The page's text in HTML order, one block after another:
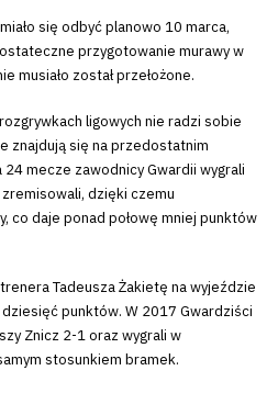
się odbyć planowo 10 marca,
przygotowanie murawy w
musiało został przełożone.
ligowych nie radzi sobie
znajdują się na przedostatnim
mecze zawodnicy Gwardii wygrali
dzięki czemu
co daje ponad połowę mniej punktów
Tadeusza Żakietę na wyjeździe
punktów. W 2017 Gwardziści
Znicz 2-1 oraz wygrali w
stosunkiem bramek.